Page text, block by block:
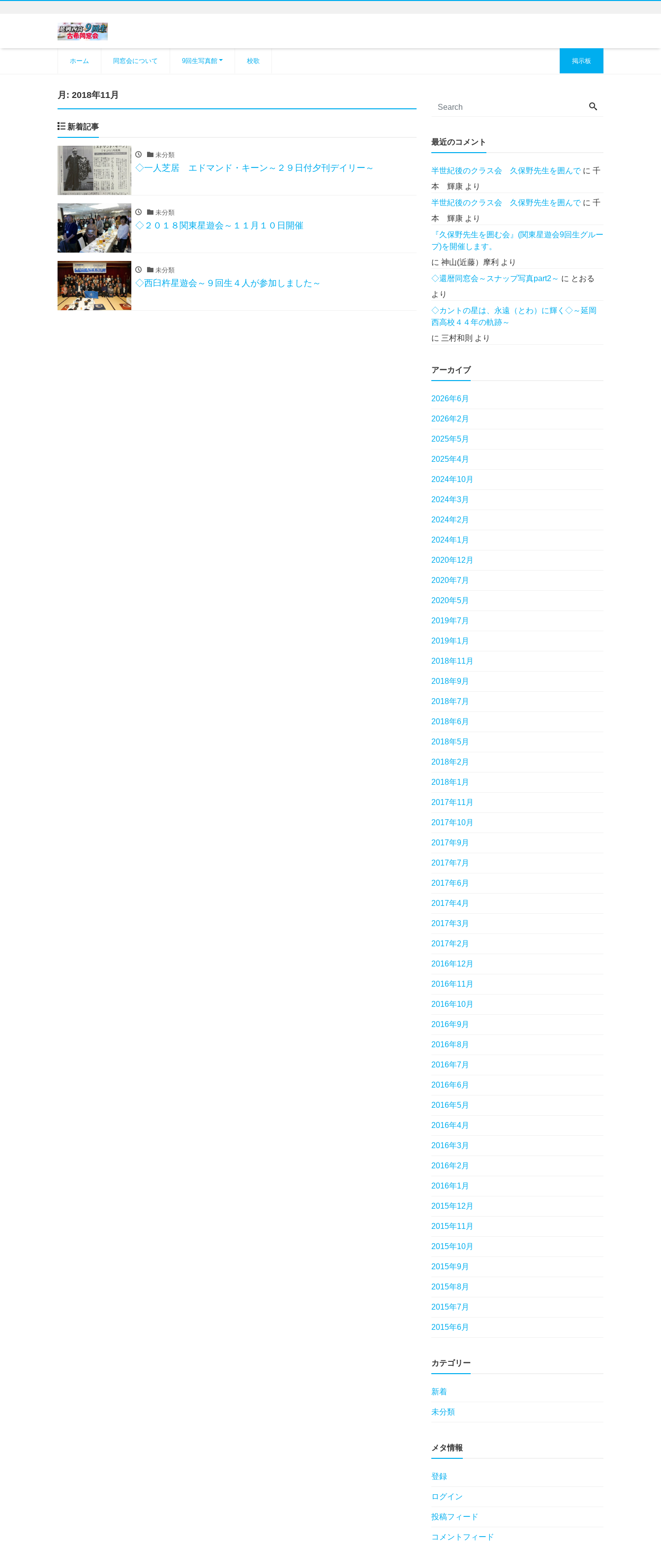
ホーム 同窓会について 9回生写真館 校歌 掲示板
月: 2018年11月
新着記事
未分類
◇一人芝居 エドマンド・キーン～２９日付夕刊デイリー～
未分類
◇２０１８関東星遊会～１１月１０日開催
未分類
◇西臼杵星遊会～９回生４人が参加しました～
最近のコメント
半世紀後のクラス会 久保野先生を囲んでに 千
本 輝康 より
半世紀後のクラス会 久保野先生を囲んでに 千
本 輝康 より
『久保野先生を囲む会』(関東星遊会9回生グルー
プ)を開催します。
に 神山(近藤）摩利 より
◇還暦同窓会～スナップ写真part2～ に とおる
より
◇カントの星は、永遠（とわ）に輝く◇～延岡
西高校４４年の軌跡～
に 三村和則 より
アーカイブ
2026年6月
2026年2月
2025年5月
2025年4月
2024年10月
2024年3月
2024年2月
2024年1月
2020年12月
2020年7月
2020年5月
2019年7月
2019年1月
2018年11月
2018年9月
2018年7月
2018年6月
2018年5月
2018年2月
2018年1月
2017年11月
2017年10月
2017年9月
2017年7月
2017年6月
2017年4月
2017年3月
2017年2月
2016年12月
2016年11月
2016年10月
2016年9月
2016年8月
2016年7月
2016年6月
2016年5月
2016年4月
2016年3月
2016年2月
2016年1月
2015年12月
2015年11月
2015年10月
2015年9月
2015年8月
2015年7月
2015年6月
カテゴリー
新着
未分類
メタ情報
登録
ログイン
投稿フィード
コメントフィード